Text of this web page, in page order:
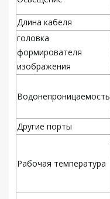
Длина кабеля
головка
формирователя
изображения
Водонепроницаемость
Другие порты
Рабочая температура